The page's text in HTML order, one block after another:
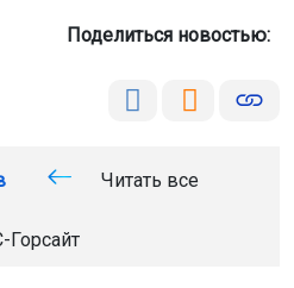
Поделиться новостью:
Читать все
Горсайт